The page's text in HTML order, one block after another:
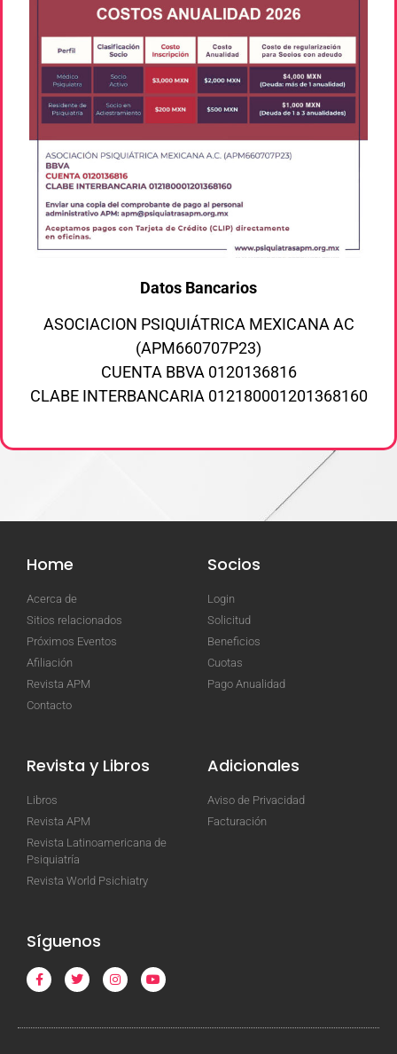
Datos Bancarios
ASOCIACION PSIQUIÁTRICA MEXICANA AC
(APM660707P23)
CUENTA BBVA 0120136816
CLABE INTERBANCARIA 012180001201368160
Home
Acerca de
Sitios relacionados
Próximos Eventos
Afiliación
Revista APM
Contacto
Socios
Login
Solicitud
Beneficios
Cuotas
Pago Anualidad
Revista y Libros
Libros
Revista APM
Revista Latinoamericana de
Psiquiatría
Revista World Psichiatry
Adicionales
Aviso de Privacidad
Facturación
Síguenos